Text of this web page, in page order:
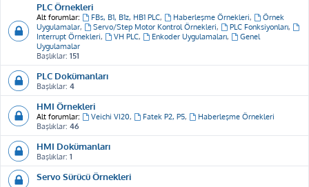
PLC Örnekleri
Alt forumlar: FBs, B1, B1z, HB1 PLC, Haberleşme Örnekleri,
Örnek
Uygulamalar, Servo/Step Motor Kontrol Örnekleri, PLC Fonksiyonları,
Interrupt Örnekleri, VH PLC, Enkoder Uygulamaları,
Genel
Uygulamalar
Başlıklar: 151
PLC Dokümanları
Başlıklar: 4
HMI Örnekleri
Alt forumlar: Veichi VI20, Fatek P2, P5,
Haberleşme Örnekleri
Başlıklar: 46
HMI Dokümanları
Başlıklar: 1
Servo Sürücü Örnekleri